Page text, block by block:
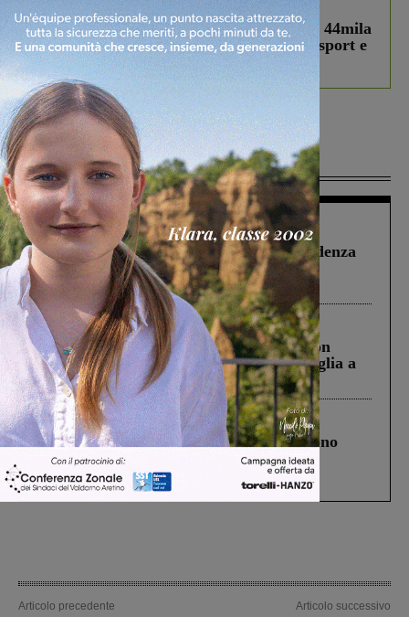
In vetrina 3 Agosto 2026
Estra Notizie agosto: Smart Cities, oltre 44mila
studenti coinvolti, torna il bando per lo sport e
debutta il podcast Estrair
Più lette
Figline Incisa Valdarno 1 Agosto 2026
Piscina di Figline finanziata oltre la scadenza
Pnrr, il gruppo di Fratelli d’Italia: “Un
ringraziamento al Governo”
Cronaca 3 Agosto 2026
Scomparso da una struttura di Castiglion
Fiorentino l’uomo che aveva ucciso la figlia a
Levane nel 2020
Cronaca 4 Agosto 2026
Un anno fa la strage in A1 in cui morirono
Gianni, Giulia e Franco. Lo schianto, il
processo, lo stop ai sorpassi fra tir....
Articolo precedente
Articolo successivo